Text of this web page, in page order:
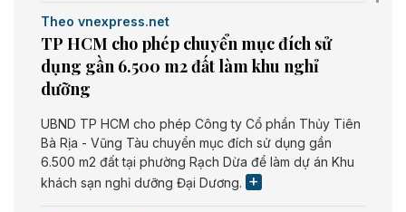
Theo vnexpress.net
TP HCM cho phép chuyển mục đích sử
dụng gần 6.500 m2 đất làm khu nghỉ
dưỡng
UBND TP HCM cho phép Công ty Cổ phần Thủy Tiên
Bà Rịa - Vũng Tàu chuyển mục đích sử dụng gần
6.500 m2 đất tại phường Rạch Dừa để làm dự án Khu
khách sạn nghỉ dưỡng Đại Dương.